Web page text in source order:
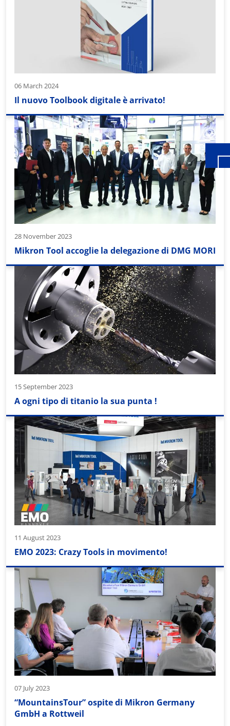
06 March 2024
Il nuovo Toolbook digitale è arrivato!
28 November 2023
Mikron Tool accoglie la delegazione di DMG MORI
15 September 2023
A ogni tipo di titanio la sua punta !
11 August 2023
EMO 2023: Crazy Tools in movimento!
07 July 2023
“MountainsTour” ospite di Mikron Germany
GmbH a Rottweil